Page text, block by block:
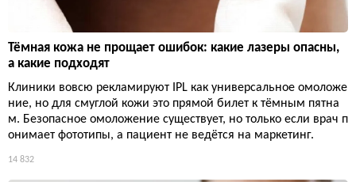
Тёмная кожа не прощает ошибок: какие лазеры опасны,
а какие подходят
Клиники вовсю рекламируют IPL как универсальное омоложе
ние, но для смуглой кожи это прямой билет к тёмным пятна
м. Безопасное омоложение существует, но только если врач п
онимает фототипы, а пациент не ведётся на маркетинг.
14 832